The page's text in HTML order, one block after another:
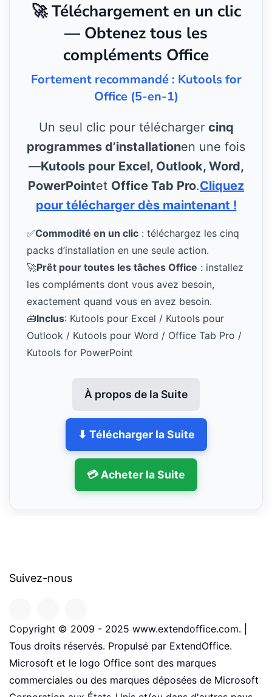
🚀 Téléchargement en un clic
— Obtenez tous les
compléments Office
Fortement recommandé : Kutools for
Office (5-en-1)
Un seul clic pour télécharger cinq
programmes d’installationen une fois
—Kutools pour Excel, Outlook, Word,
PowerPointet Office Tab Pro.Cliquez
pour télécharger dès maintenant !
✅Commodité en un clic : téléchargez les cinq
packs d’installation en une seule action.
🚀Prêt pour toutes les tâches Office : installez
les compléments dont vous avez besoin,
exactement quand vous en avez besoin.
🧰Inclus: Kutools pour Excel / Kutools pour
Outlook / Kutools pour Word / Office Tab Pro /
Kutools for PowerPoint
À propos de la Suite
⬇ Télécharger la Suite
💳 Acheter la Suite
Suivez-nous
Copyright © 2009 - 2025 www.extendoffice.com. |
Tous droits réservés. Propulsé par ExtendOffice.
Microsoft et le logo Office sont des marques
commerciales ou des marques déposées de Microsoft